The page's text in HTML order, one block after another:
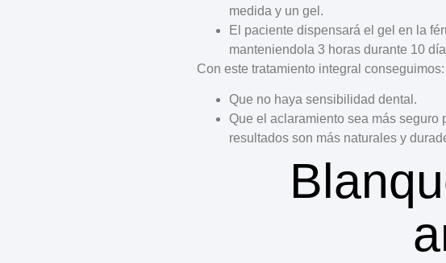
medida y un gel.
El paciente dispensará el gel en la
manteniendola 3 horas durante 10
Con este tratamiento integral conseguimos:
Que no haya sensibilidad dental.
Que el aclaramiento sea más
resultados son más naturales y